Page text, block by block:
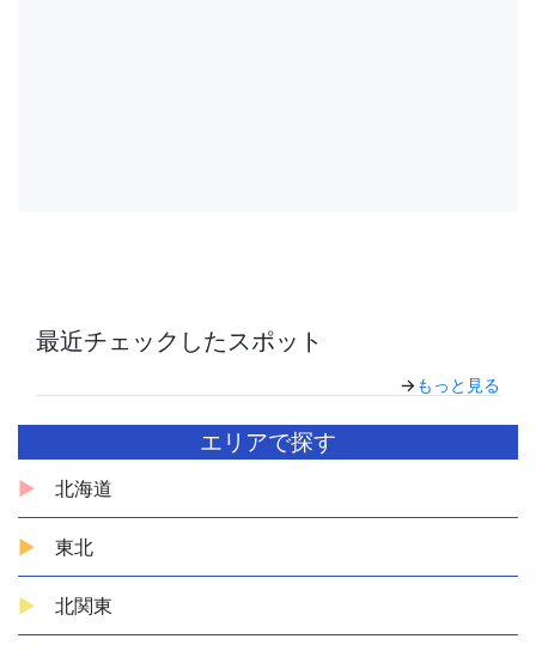
最近チェックしたスポット
→ もっと見る
エリアで探す
北海道
東北
北関東